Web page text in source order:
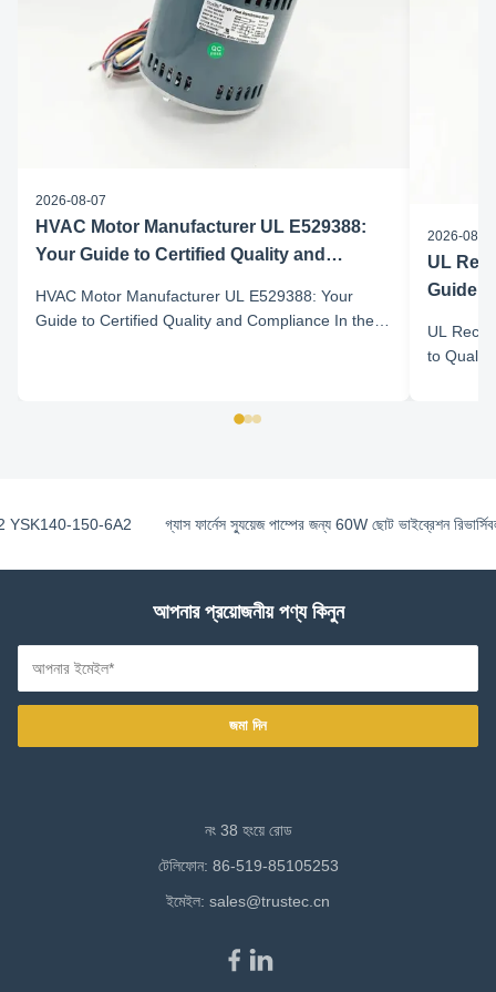
2026-08-07
HVAC Motor Manufacturer UL E529388:
Your Guide to Certified Quality and
HVAC Motor Manufacturer UL E529388: Your
Guide to Certified Quality and Compliance In the
most trusted independent safety organizations in
2026-08-
UL
Guide
UL
to
150-6A2 গ্যাস ফার্নেস স্যুয়েজ পাম্পের জন্য 60W ছোট ভাইব্রেশন রিভার্সিবল
আপনার প্রয়োজনীয় পণ্য কিনুন
জমা দিন
নং 38 হংয়ে রোড
টেলিফোন: 86-519-85105253
ইমেইল: sales@trustec.cn